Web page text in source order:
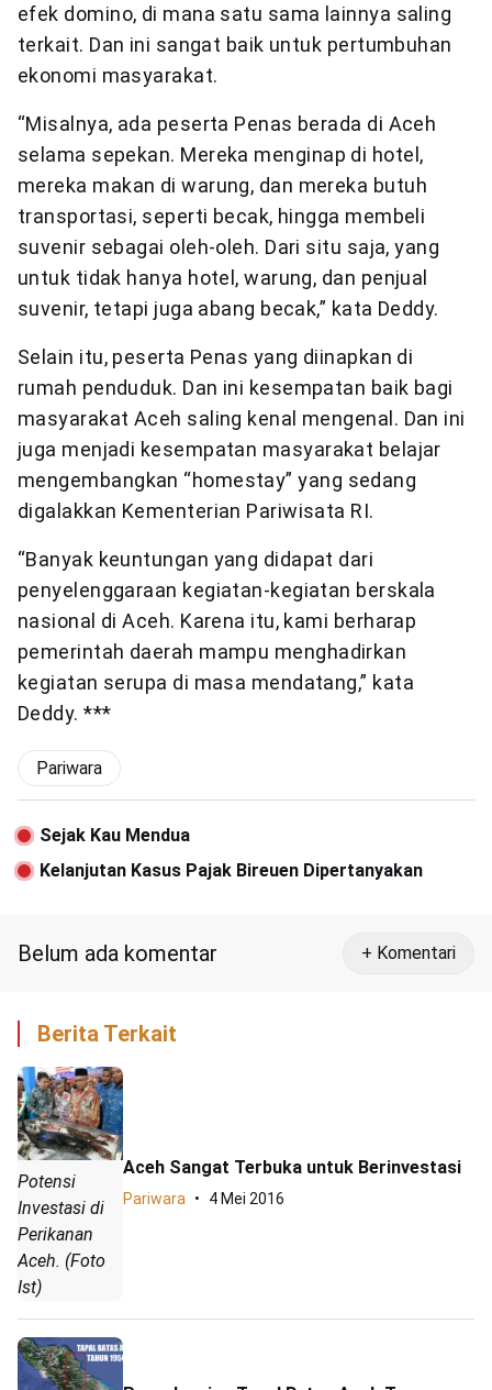
efek domino, di mana satu sama lainnya saling
terkait. Dan ini sangat baik untuk pertumbuhan
ekonomi masyarakat.
“Misalnya, ada peserta Penas berada di Aceh
selama sepekan. Mereka menginap di hotel,
mereka makan di warung, dan mereka butuh
transportasi, seperti becak, hingga membeli
suvenir sebagai oleh-oleh. Dari situ saja, yang
untuk tidak hanya hotel, warung, dan penjual
suvenir, tetapi juga abang becak,” kata Deddy.
Selain itu, peserta Penas yang diinapkan di
rumah penduduk. Dan ini kesempatan baik bagi
masyarakat Aceh saling kenal mengenal. Dan ini
juga menjadi kesempatan masyarakat belajar
mengembangkan “homestay” yang sedang
digalakkan Kementerian Pariwisata RI.
“Banyak keuntungan yang didapat dari
penyelenggaraan kegiatan-kegiatan berskala
nasional di Aceh. Karena itu, kami berharap
pemerintah daerah mampu menghadirkan
kegiatan serupa di masa mendatang,” kata
Deddy. ***
Pariwara
Sejak Kau Mendua
Kelanjutan Kasus Pajak Bireuen Dipertanyakan
Belum ada komentar + Komentari
Berita Terkait
Potensi
Investasi di
Perikanan
Aceh. (Foto
Ist)
Aceh Sangat Terbuka untuk Berinvestasi
Pariwara 4 Mei 2016